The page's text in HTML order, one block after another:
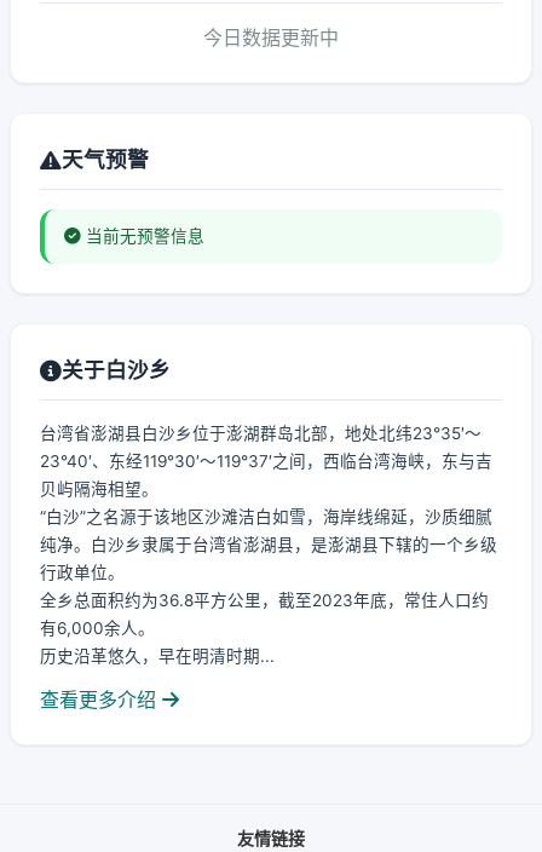
今日数据更新中
天气预警
当前无预警信息
关于白沙乡
台湾省澎湖县白沙乡位于澎湖群岛北部，地处北纬23°35′～
23°40′、东经119°30′～119°37′之间，西临台湾海峡，东与吉
贝屿隔海相望。
“白沙”之名源于该地区沙滩洁白如雪，海岸线绵延，沙质细腻
纯净。白沙乡隶属于台湾省澎湖县，是澎湖县下辖的一个乡级
行政单位。
全乡总面积约为36.8平方公里，截至2023年底，常住人口约
有6,000余人。
历史沿革悠久，早在明清时期...
查看更多介绍
友情链接